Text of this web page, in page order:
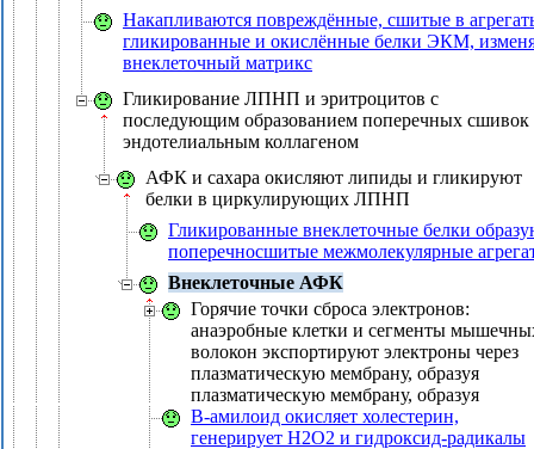
Накапливаются повреждённые, сшитые в
гликированные и окислённые белки ЭКМ,
внеклеточный матрикс
Гликирование ЛПНП и эритроцитов с
последующим образованием поперечных сшивок
эндотелиальным коллагеном
АФК и сахара окисляют липиды и гликируют
белки в циркулирующих ЛПНП
Гликированные внеклеточные белки
поперечносшитые межмолекулярные
Внеклеточные АФК
Горячие точки сброса электронов:
анаэробные клетки и сегменты
волокон экспортируют электроны через
плазматическую мембрану, образуя
плазматическую мембрану, образуя
B-амилоид окисляет холестерин,
генерирует H2O2 и гидроксид-радикалы